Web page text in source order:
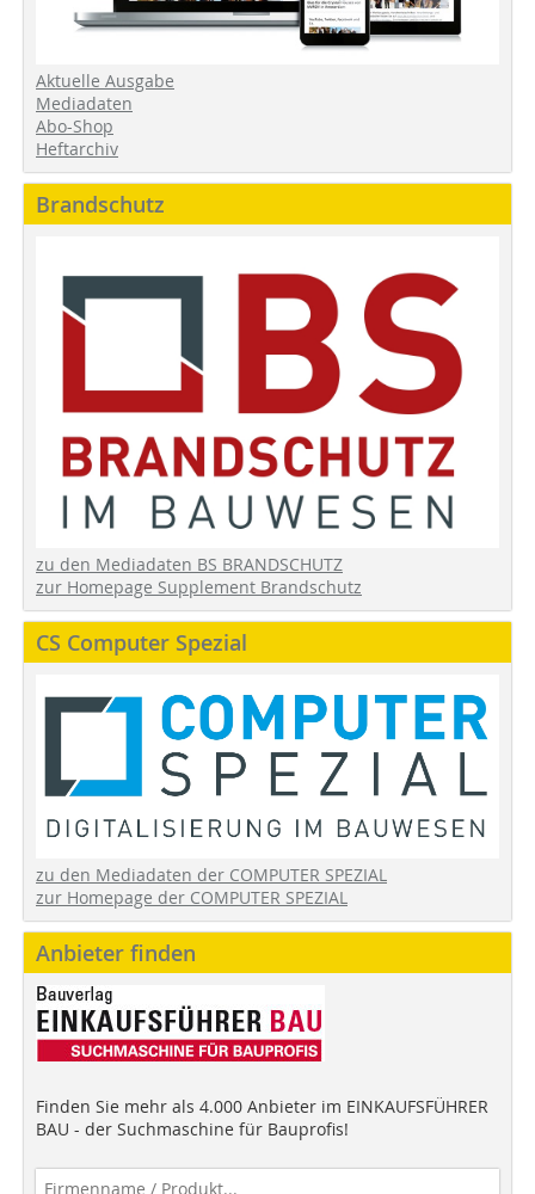
Aktuelle Ausgabe
Mediadaten
Abo-Shop
Heftarchiv
Brandschutz
zu den Mediadaten BS BRANDSCHUTZ
zur Homepage Supplement Brandschutz
CS Computer Spezial
zu den Mediadaten der COMPUTER SPEZIAL
zur Homepage der COMPUTER SPEZIAL
Anbieter finden
Finden Sie mehr als 4.000 Anbieter im EINKAUFSFÜHRER
BAU - der Suchmaschine für Bauprofis!